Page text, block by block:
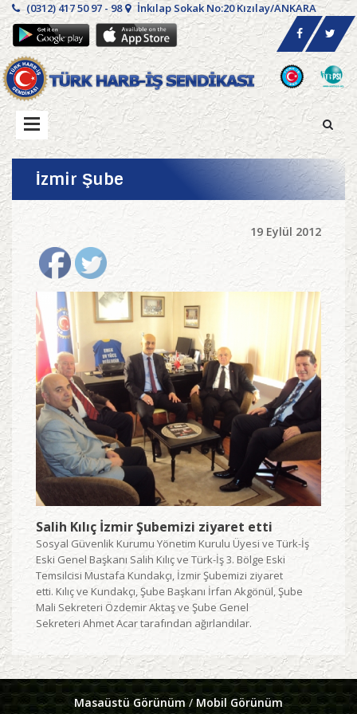
(0312) 417 50 97 - 98 İnkılap Sokak No:20 Kızılay/ANKARA
İzmir Şube
19 Eylül 2012
Salih Kılıç İzmir Şubemizi ziyaret etti
Sosyal Güvenlik Kurumu Yönetim Kurulu Üyesi ve Türk-İş
Eski Genel Başkanı Salih Kılıç ve Türk-İş 3. Bölge Eski
Temsilcisi Mustafa Kundakçı, İzmir Şubemizi ziyaret
etti. Kılıç ve Kundakçı, Şube Başkanı İrfan Akgönül, Şube
Mali Sekreteri Özdemir Aktaş ve Şube Genel
Sekreteri Ahmet Acar tarafından ağırlandılar.
Masaüstü Görünüm/ Mobil Görünüm